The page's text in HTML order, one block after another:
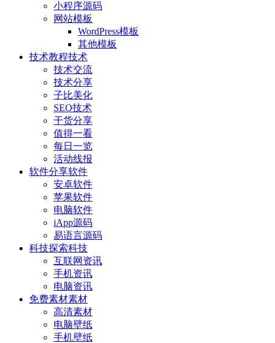
小程序源码
网站模板
WordPress模板
其他模板
技术教程技术
技术交流
技术分享
子比美化
SEO技术
干货分享
值得一看
每日一览
活动线报
软件分享软件
安卓软件
苹果软件
电脑软件
iApp源码
易语言源码
科技探索科技
互联网资讯
手机资讯
电脑资讯
免费素材素材
高清素材
电脑壁纸
手机壁纸